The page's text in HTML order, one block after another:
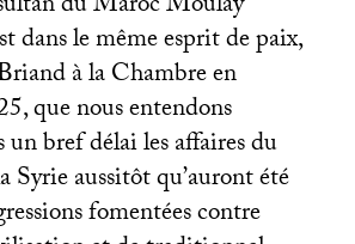
dans le même esprit de paix,
à la Chambre en
que nous entendons
bref délai les affaires du
Syrie aussitôt qu’auront été
fomentées contre